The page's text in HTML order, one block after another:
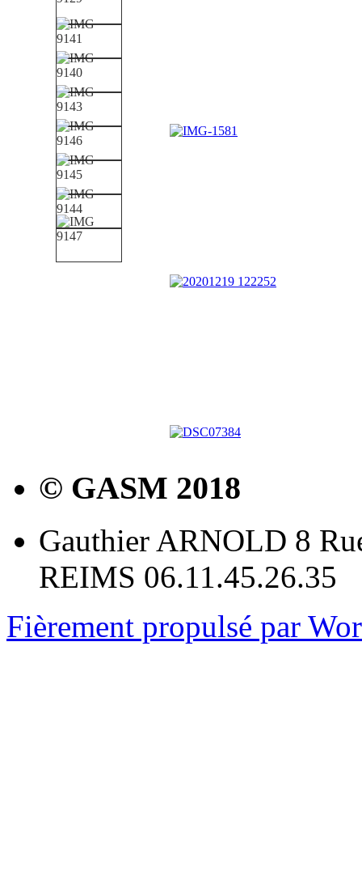
© GASM 2018
Gauthier ARNOLD 8
REIMS 06.11.45.26.35
Fièrement propulsé par